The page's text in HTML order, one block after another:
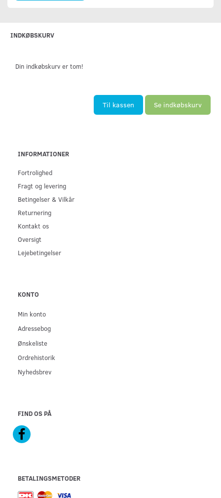
INDKØBSKURV
Din indkøbskurv er tom!
Til kassen Se indkøbskurv
INFORMATIONER
Fortrolighed
Fragt og levering
Betingelser & Vilkår
Returnering
Kontakt os
Oversigt
Lejebetingelser
KONTO
Min konto
Adressebog
Ønskeliste
Ordrehistorik
Nyhedsbrev
FIND OS PÅ
BETALINGSMETODER